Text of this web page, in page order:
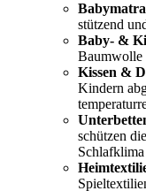
stützend
Baby- &
Baumwolle
Kissen &
Kindern
schützen
Schlafklima